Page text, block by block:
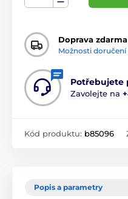
Doprava zdarma
Možnosti doručení
Potřebujete
Zavolejte na
Kód produktu: b85096
Popis a parametry